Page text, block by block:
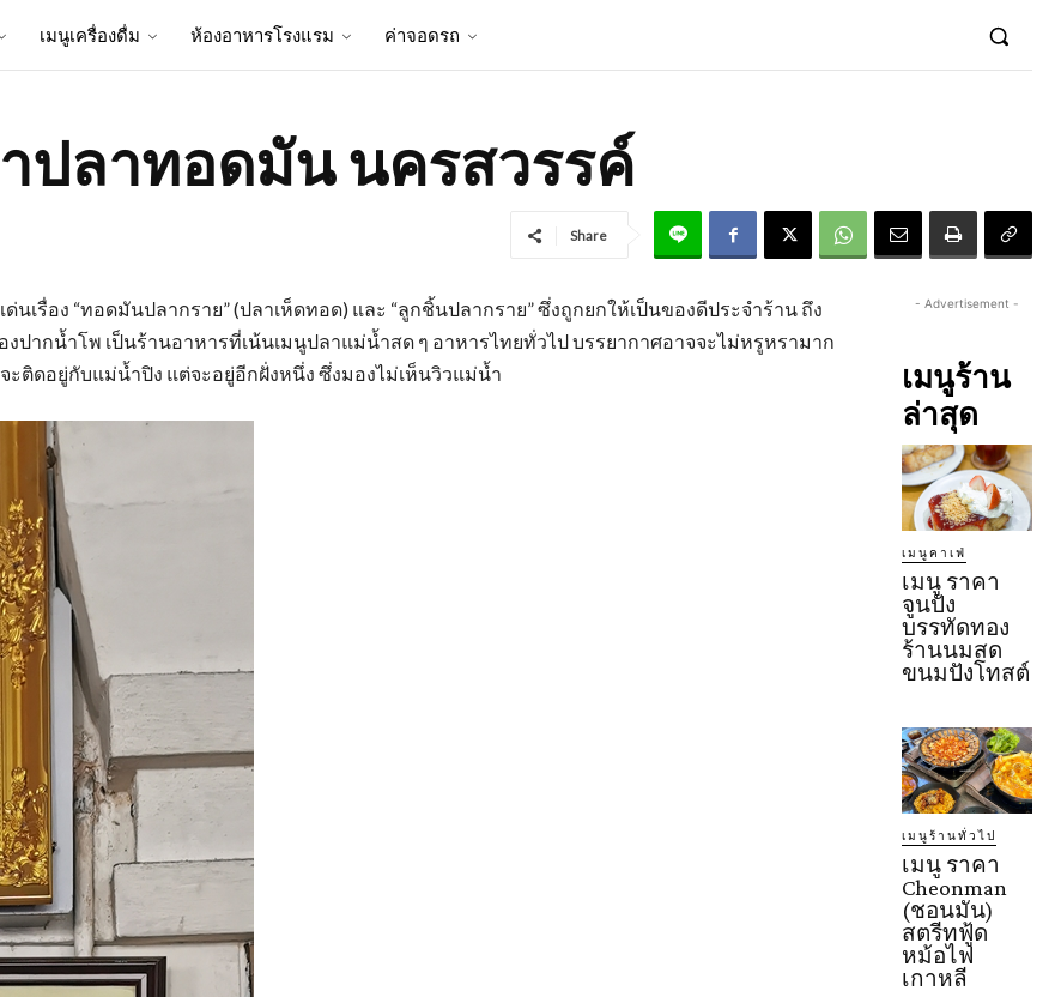
เมนูเครื่องดื่ม ห้องอาหารโรงแรม ค่าจอดรถ
ปลาทอดมัน นครสวรรค์
Share
เรื่อง “ทอดมันปลากราย” (ปลาเห็ดทอด) และ “ลูกชิ้นปลากราย” ซึ่งถูกยกให้เป็นของดีประจำร้าน ถึง
ปากน้ำโพ เป็นร้านอาหารที่เน้นเมนูปลาแม่น้ำสด ๆ อาหารไทยทั่วไป บรรยากาศอาจจะไม่หรูหรามาก
ะติดอยู่กับแม่น้ำปิง แต่จะอยู่อีกฝั่งหนึ่ง ซึ่งมองไม่เห็นวิวแม่น้ำ
- Advertisement -
เมนูร้าน
ล่าสุด
เมนูคาเฟ่
เมนู ราคา
จูนปัง
บรรทัดทอง
ร้านนมสด
ขนมปังโทสต์
เมนูร้านทั่วไป
เมนู ราคา
Cheonman
(ชอนมัน)
สตรีทฟู้ด
หม้อไฟ
เกาหลี